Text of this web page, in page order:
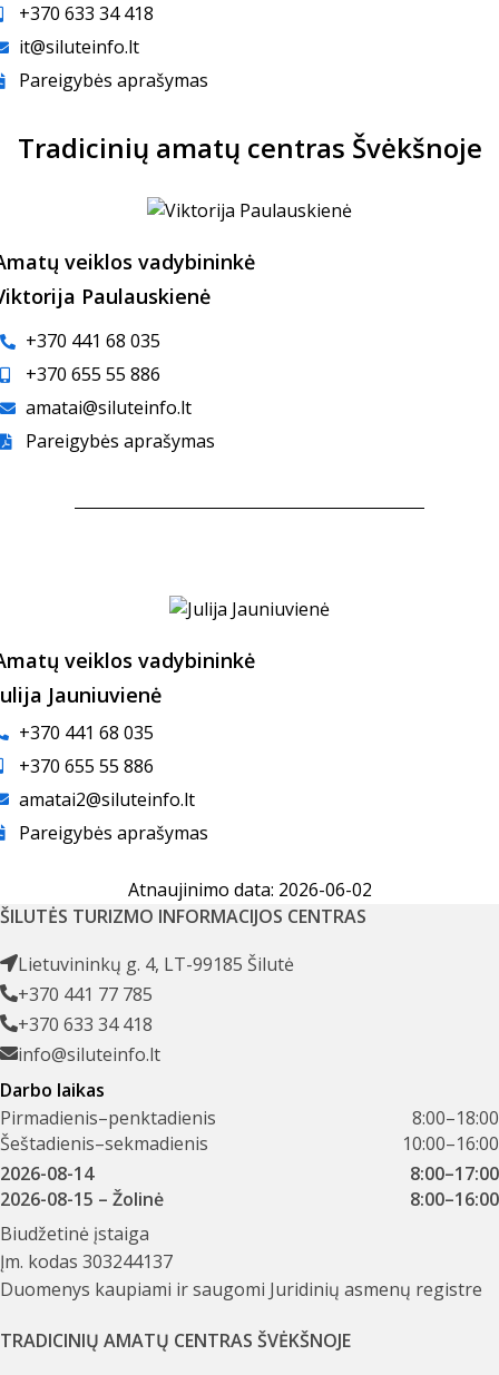
+370 633 34 418
it@siluteinfo.lt
Pareigybės aprašymas
Tradicinių amatų centras Švėkšnoje
veiklos vadybininkė
Paulauskienė
+370 441 68 035
+370 655 55 886
amatai@siluteinfo.lt
Pareigybės aprašymas
veiklos vadybininkė
Jauniuvienė
+370 441 68 035
+370 655 55 886
amatai2@siluteinfo.lt
Pareigybės aprašymas
Atnaujinimo data: 2026-06-02
ŠILUTĖS TURIZMO INFORMACIJOS CENTRAS
Lietuvininkų g. 4, LT-99185 Šilutė
+370 441 77 785
+370 633 34 418
info@siluteinfo.lt
Darbo laikas
Pirmadienis–penktadienis
8:00–18:00
Šeštadienis–sekmadienis
10:00–16:00
2026-08-14
8:00–17:00
2026-08-15 – Žolinė
8:00–16:00
Biudžetinė įstaiga
Įm. kodas 303244137
Duomenys kaupiami ir saugomi Juridinių asmenų registre
TRADICINIŲ AMATŲ CENTRAS ŠVĖKŠNOJE